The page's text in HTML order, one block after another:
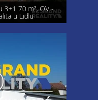
3+1 70 m², OV -
u Lidlu